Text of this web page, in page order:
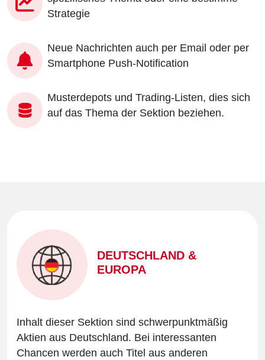
Strategie
Neue Nachrichten auch per Email oder per
Smartphone Push-Notification
Musterdepots und Trading-Listen, dies sich
auf das Thema der Sektion beziehen.
DEUTSCHLAND &
EUROPA
Inhalt dieser Sektion sind schwerpunktmäßig
Aktien aus Deutschland. Bei interessanten
Chancen werden auch Titel aus anderen